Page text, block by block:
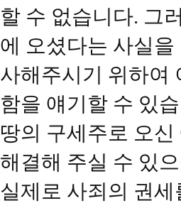
할 수 없습니다. 그
에 오셨다는 사실
사해주시기 위하여
함을 얘기할 수 있
땅의 구세주로 오
해결해 주실 수 있
실제로 사죄의 권